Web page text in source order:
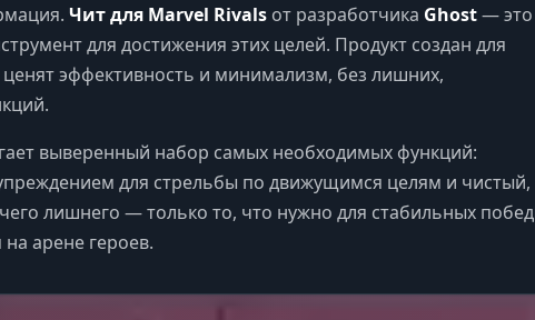
Чит для Marvel Rivals от разработчика Ghost— это
для достижения этих целей. Продукт создан для
эффективность и минимализм, без лишних,
выверенный набор самых необходимых функций:
для стрельбы по движущимся целям и чистый,
лишнего — только то, что нужно для стабильных побед
арене героев.